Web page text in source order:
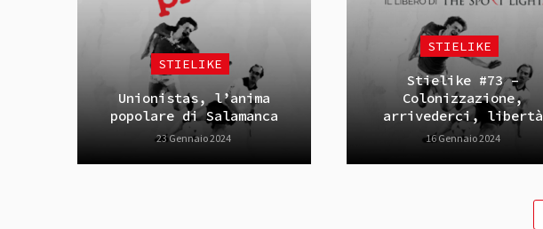
STIELIKE
Unionistas, l’anima
popolare di Salamanca
23 Gennaio 2024
STIELIKE
Stielike #73 –
Colonizzazione,
arrivederci, libertà
16 Gennaio 2024